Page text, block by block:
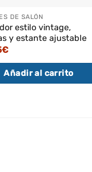
DE SALÓN
estilo vintage,
y estante ajustable
€
Añadir al carrito